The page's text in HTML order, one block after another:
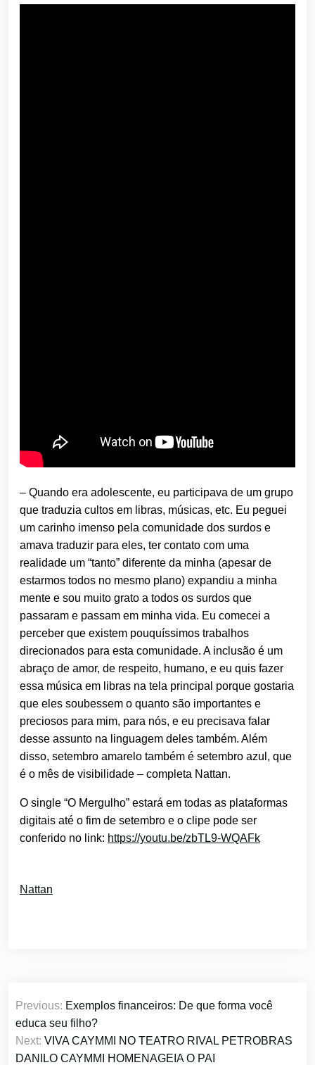
– Quando era adolescente, eu participava de um grupo
que traduzia cultos em libras, músicas, etc. Eu peguei
um carinho imenso pela comunidade dos surdos e
amava traduzir para eles, ter contato com uma
realidade um “tanto” diferente da minha (apesar de
estarmos todos no mesmo plano) expandiu a minha
mente e sou muito grato a todos os surdos que
passaram e passam em minha vida. Eu comecei a
perceber que existem pouquíssimos trabalhos
direcionados para esta comunidade. A inclusão é um
abraço de amor, de respeito, humano, e eu quis fazer
essa música em libras na tela principal porque gostaria
que eles soubessem o quanto são importantes e
preciosos para mim, para nós, e eu precisava falar
desse assunto na linguagem deles também. Além
disso, setembro amarelo também é setembro azul, que
é o mês de visibilidade – completa Nattan.
O single “O Mergulho” estará em todas as plataformas
digitais até o fim de setembro e o clipe pode ser
conferido no link: https://youtu.be/zbTL9-WQAFk
Nattan
Navegação
de
Post
Previous: Exemplos financeiros: De que forma você
educa seu filho?
Next: VIVA CAYMMI NO TEATRO RIVAL PETROBRAS
DANILO CAYMMI HOMENAGEIA O PAI